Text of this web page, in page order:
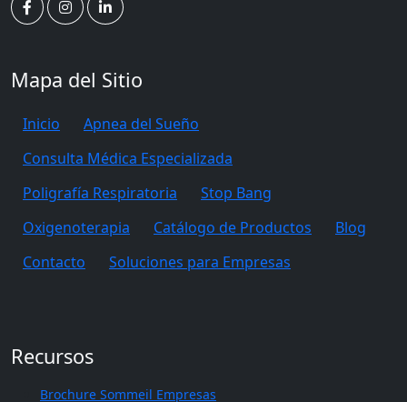
Mapa del Sitio
Inicio
Apnea del Sueño
Consulta Médica Especializada
Poligrafía Respiratoria
Stop Bang
Oxigenoterapia
Catálogo de Productos
Blog
Contacto
Soluciones para Empresas
Recursos
Brochure Sommeil Empresas